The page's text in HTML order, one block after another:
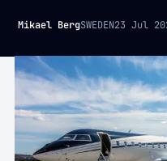
Mikael BergSWEDEN23 Jul